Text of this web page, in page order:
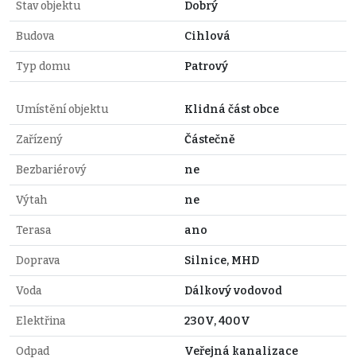
Stav objektu Dobrý
Budova Cihlová
Typ domu Patrový
Umístění objektu Klidná část obce
Zařízený Částečně
Bezbariérový ne
Výtah ne
Terasa ano
Doprava Silnice, MHD
Voda Dálkový vodovod
Elektřina 230V, 400V
Odpad Veřejná kanalizace